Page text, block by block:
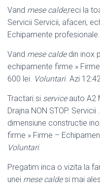
Vand mese calde,reci la
Servicii Servicii, afaceri,
Echipamente
Vand mese caldedin inox
echipamente firme »
600 lei. Voluntari. Azi
Tractari si serviceauto A2
Drajna NON STOP. Servicii
dimensiune constructie
firme » Firme –
Voluntari.
Pregatim inca o vizita la
unei mese caldesi mai